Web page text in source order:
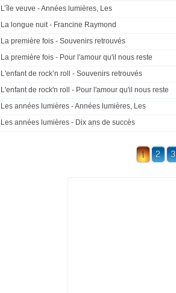
L’île veuve - Années lumières, Les
La longue nuit - Francine Raymond
La première fois - Souvenirs retrouvés
La première fois - Pour l'amour qu'il nous reste
L'enfant de rock’n roll - Souvenirs retrouvés
L'enfant de rock'n roll - Pour l'amour qu'il nous reste
Les années lumières - Années lumières, Les
Les années lumières - Dix ans de succès
1 2 3